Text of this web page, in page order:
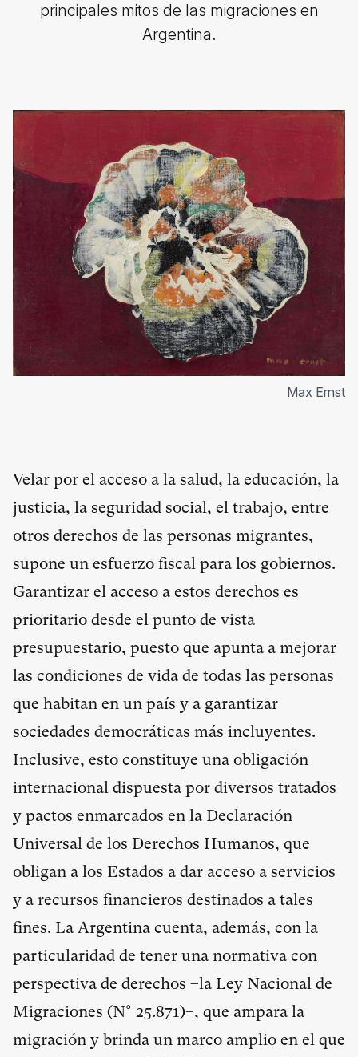
principales mitos de las migraciones en
Argentina.
Max Ernst
Velar por el acceso a la salud, la educación, la
justicia, la seguridad social, el trabajo, entre
otros derechos de las personas migrantes,
supone un esfuerzo fiscal para los gobiernos.
Garantizar el acceso a estos derechos es
prioritario desde el punto de vista
presupuestario, puesto que apunta a mejorar
las condiciones de vida de todas las personas
que habitan en un país y a garantizar
sociedades democráticas más incluyentes.
Inclusive, esto constituye una obligación
internacional dispuesta por diversos tratados
y pactos enmarcados en la Declaración
Universal de los Derechos Humanos, que
obligan a los Estados a dar acceso a servicios
y a recursos financieros destinados a tales
fines. La Argentina cuenta, además, con la
particularidad de tener una normativa con
perspectiva de derechos –la Ley Nacional de
Migraciones (N° 25.871)–, que ampara la
migración y brinda un marco amplio en el que